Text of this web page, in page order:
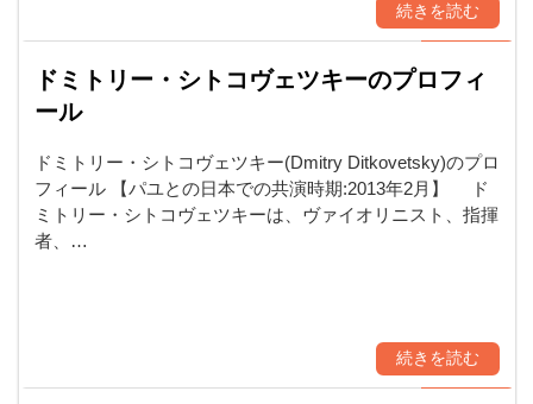
続きを読む
ドミトリー・シトコヴェツキーのプロフィ
ール
ドミトリー・シトコヴェツキー(Dmitry Ditkovetsky)のプロ
フィール 【パユとの日本での共演時期:2013年2月】 ド
ミトリー・シトコヴェツキーは、ヴァイオリニスト、指揮
者、…
続きを読む